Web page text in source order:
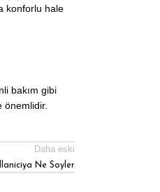
konforlu hale
bakım gibi
önemlidir.
Daha eski
Ne Soyler